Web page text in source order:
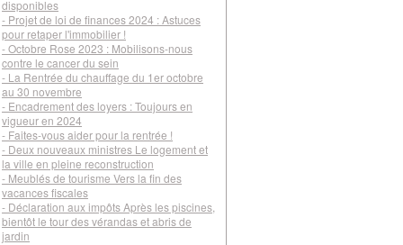
disponibles
- Projet de loi de finances 2024 : Astuces
pour retaper l'immobilier !
- Octobre Rose 2023 : Mobilisons-nous
contre le cancer du sein
- La Rentrée du chauffage du 1er octobre
au 30 novembre
- Encadrement des loyers : Toujours en
vigueur en 2024
- Faites-vous aider pour la rentrée !
- Deux nouveaux ministres Le logement et
la ville en pleine reconstruction
- Meublés de tourisme Vers la fin des
vacances fiscales
- Déclaration aux impôts Après les piscines,
bientôt le tour des vérandas et abris de
jardin